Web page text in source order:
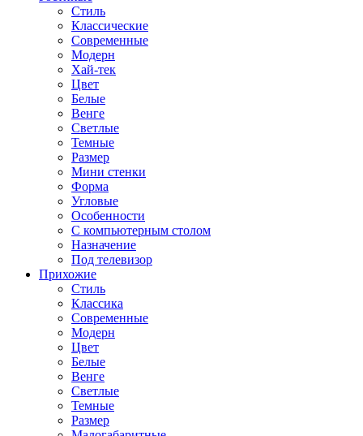
Стиль
Классические
Современные
Модерн
Хай-тек
Цвет
Белые
Венге
Светлые
Темные
Размер
Мини стенки
Форма
Угловые
Особенности
С компьютерным столом
Назначение
Под телевизор
Прихожие
Стиль
Классика
Современные
Модерн
Цвет
Белые
Венге
Светлые
Темные
Размер